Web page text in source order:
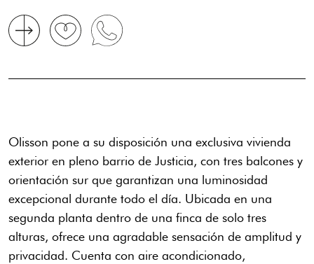
Olisson pone a su disposición una exclusiva vivienda
exterior en pleno barrio de Justicia, con tres balcones y
orientación sur que garantizan una luminosidad
excepcional durante todo el día. Ubicada en una
segunda planta dentro de una finca de solo tres
alturas, ofrece una agradable sensación de amplitud y
privacidad. Cuenta con aire acondicionado,